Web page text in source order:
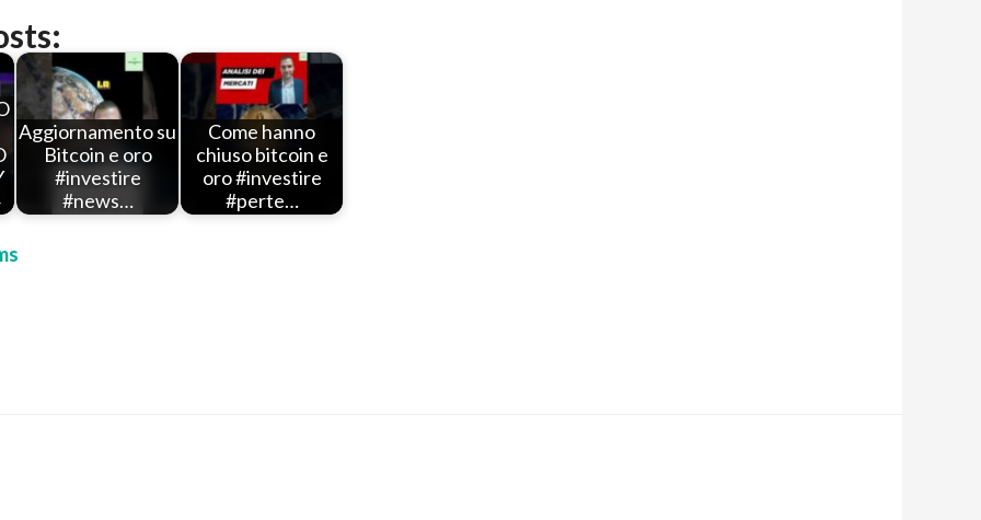
Aggiornamento su
Bitcoin e oro
#investire
#news…
Come hanno
chiuso bitcoin e
oro #investire
#perte…